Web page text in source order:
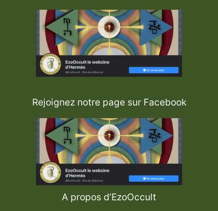
Rejoignez notre page sur Facebook
A propos d’EzoOccult